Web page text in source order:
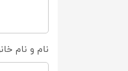
نام و نام